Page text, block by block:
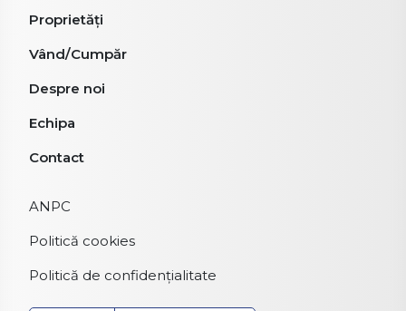
Proprietăți
Vând/Cumpăr
Despre noi
Echipa
Contact
ANPC
Politică cookies
Politică de confidențialitate